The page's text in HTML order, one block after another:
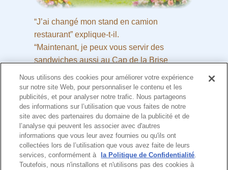
“J’ai changé mon stand en camion
restaurant” explique-t-il.
“Maintenant, je peux vous servir des
sandwiches aussi au Cap de la Brise
Marine. Je peux vendre mes hot-dogs
partout, et à tout le monde !”
Les enfants, très contents d’apprendre la
merveilleuse nouvelle engloutissent leurs
sandwiches.
“Les hot-dogs sont encore meilleurs quand
on peut les manger sur la plage”
dit la fille Lapin Chocolat heureuse.
Nous utilisons des cookies pour améliorer votre expérience
sur notre site Web, pour personnaliser le contenu et les
publicités, et pour analyser notre trafic. Nous partageons
des informations sur l’utilisation que vous faites de notre
site avec des partenaires du domaine de la publicité et de
l’analyse qui peuvent les associer avec d'autres
informations que vous leur avez fournies ou qu'ils ont
collectées lors de l’utilisation que vous avez faite de leurs
services, conformément à
la Politique de Confidentialité.
Toutefois, nous n'installons et n'utilisons pas des cookies à